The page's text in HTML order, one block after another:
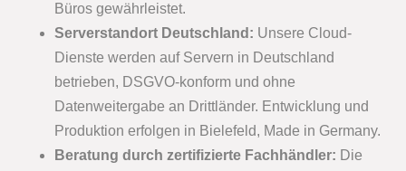
Büros gewährleistet.
Serverstandort Deutschland: Unsere Cloud-
Dienste werden auf Servern in Deutschland
betrieben, DSGVO-konform und ohne
Datenweitergabe an Drittländer. Entwicklung und
Produktion erfolgen in Bielefeld, Made in Germany.
Beratung durch zertifizierte Fachhändler: Die